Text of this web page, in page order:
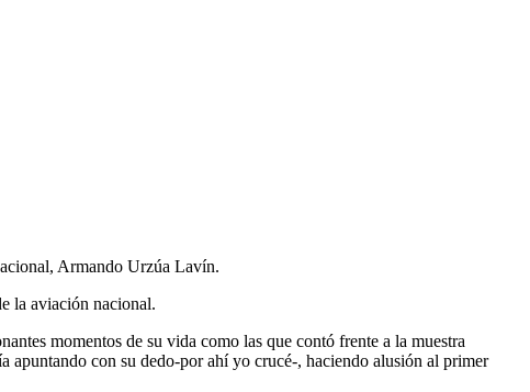
Armando Urzúa Lavín.
la aviación nacional.
momentos de su vida como las que contó frente a la muestra
apuntando con su dedo-por ahí yo crucé-, haciendo alusión al primer